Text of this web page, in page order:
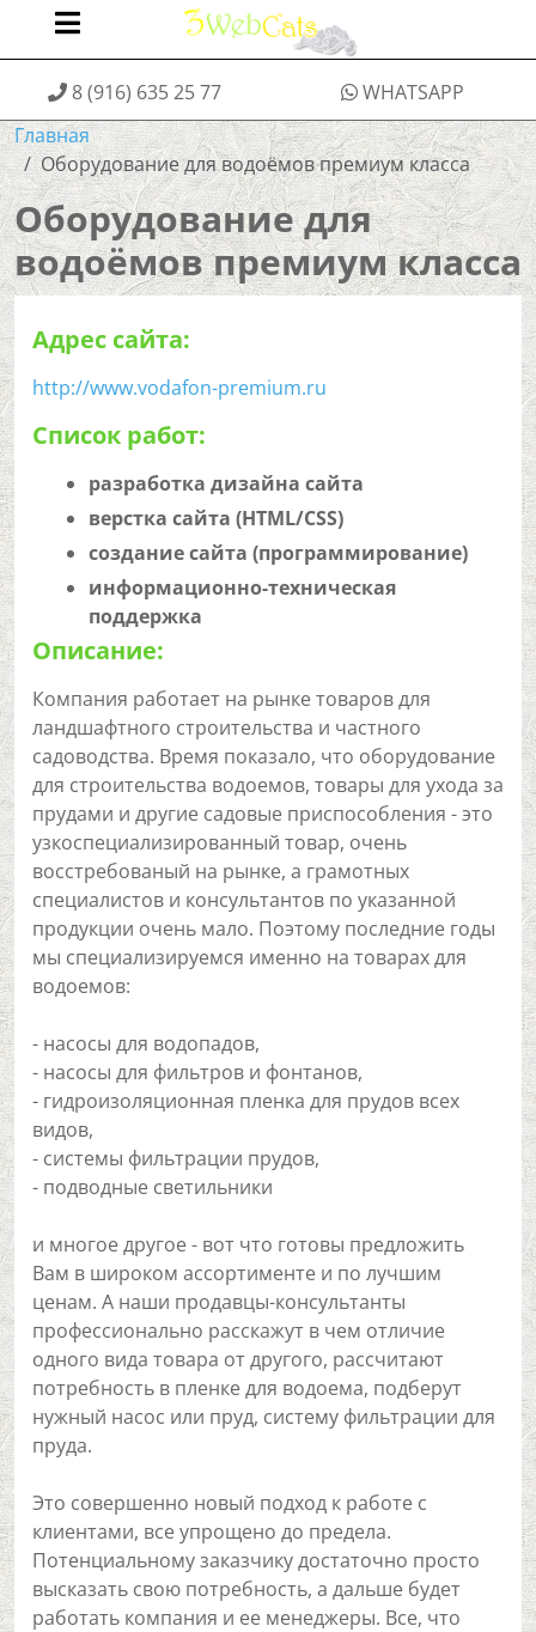
8 (916) 635 25 77
WHATSAPP
Главная
Оборудование для водоёмов премиум класса
Оборудование для
водоёмов премиум класса
Адрес сайта:
http://www.vodafon-premium.ru
Список работ:
разработка дизайна сайта
верстка сайта (HTML/CSS)
создание сайта (программирование)
информационно-техническая
поддержка
Описание:
Компания работает на рынке товаров для
ландшафтного строительства и частного
садоводства. Время показало, что оборудование
для строительства водоемов, товары для ухода за
прудами и другие садовые приспособления - это
узкоспециализированный товар, очень
восстребованый на рынке, а грамотных
специалистов и консультантов по указанной
продукции очень мало. Поэтому последние годы
мы специализируемся именно на товарах для
водоемов:
- насосы для водопадов,
- насосы для фильтров и фонтанов,
- гидроизоляционная пленка для прудов всех
видов,
- системы фильтрации прудов,
- подводные светильники
и многое другое - вот что готовы предложить
Вам в широком ассортименте и по лучшим
ценам. А наши продавцы-консультанты
профессионально расскажут в чем отличие
одного вида товара от другого, рассчитают
потребность в пленке для водоема, подберут
нужный насос или пруд, систему фильтрации для
пруда.
Это совершенно новый подход к работе с
клиентами, все упрощено до предела.
Потенциальному заказчику достаточно просто
высказать свою потребность, а дальше будет
работать компания и ее менеджеры. Все, что